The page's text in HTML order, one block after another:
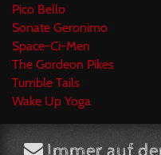
Pico Bello
Sonate Geronimo
Space-Ci-Men
The Gordeon Pikes
Tumble Tails
Wake Up Yoga